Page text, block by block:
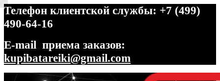
Телефон клиентской службы: +7 (499)
490-64-16
E-mail приема заказов:
kupibatareiki@gmail.com
Перейти
Перейти